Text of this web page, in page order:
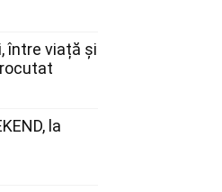
între viață și
la